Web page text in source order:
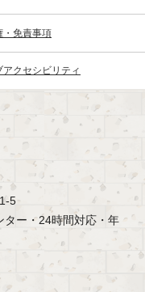
・免責事項
アクセシビリティ
5
ー・24時間対応・年